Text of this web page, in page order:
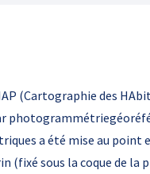
(Cartographie des
a été mise au point
(fixé sous la coque de